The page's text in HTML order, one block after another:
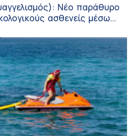
Νέο παράθυρο
ασθενείς μέσω